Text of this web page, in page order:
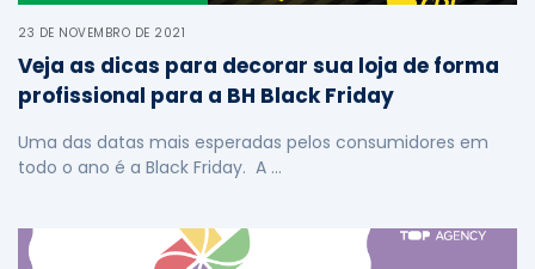
23 DE NOVEMBRO DE 2021
Veja as dicas para decorar sua loja de forma
profissional para a BH Black Friday
Uma das datas mais esperadas pelos consumidores em
todo o ano é a Black Friday. A …